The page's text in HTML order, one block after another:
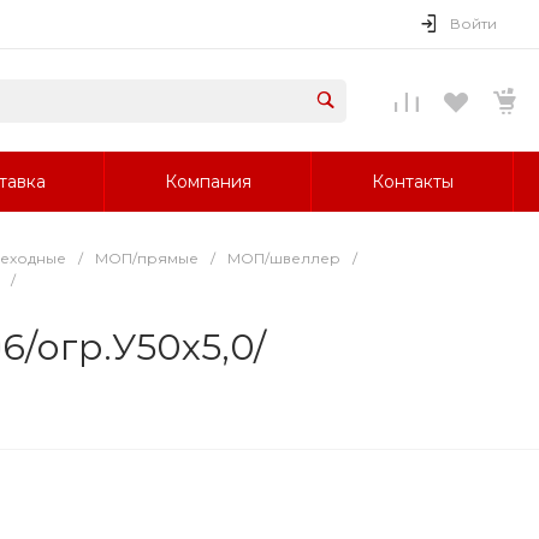
Войти
Компания Контакты
/ МОП/прямые / МОП/швеллер
/
/
огр.У50х5,0/